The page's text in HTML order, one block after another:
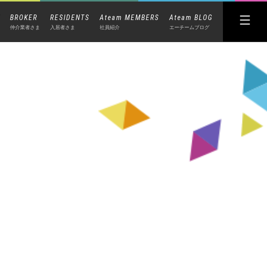
BROKER
仲介業者さま
RESIDENTS
入居者さま
Ateam MEMBERS
社員紹介
Ateam BLOG
エーチームブログ